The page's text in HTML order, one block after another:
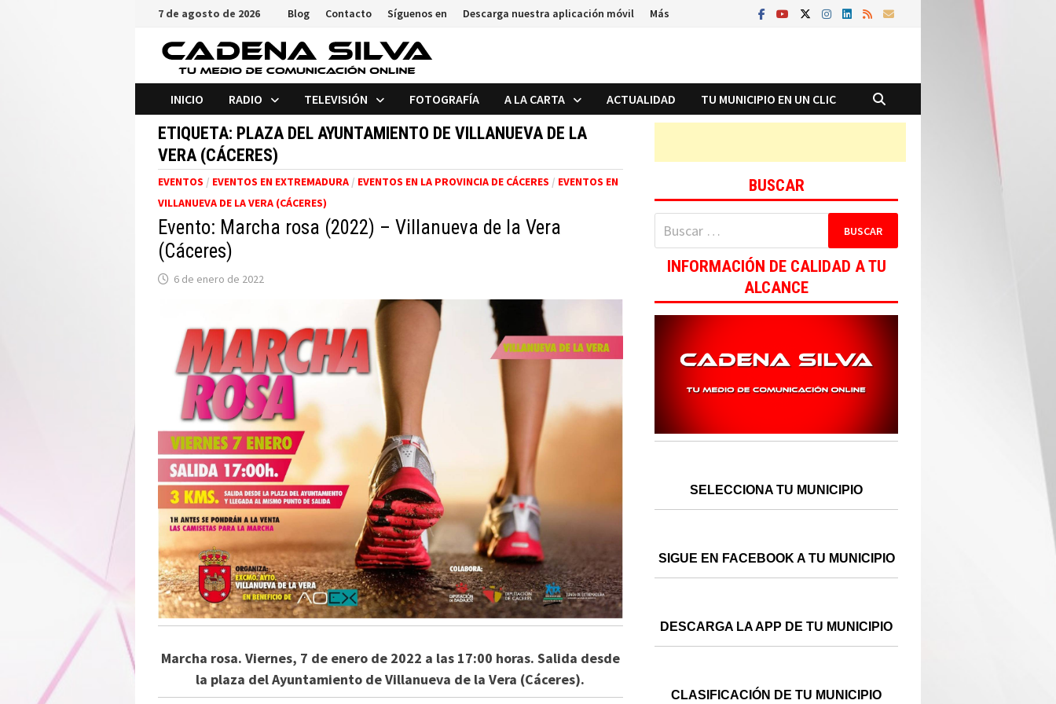
Saltar
contenido
7 de agosto de 2026 Blog Contacto Síguenos en Descarga nuestra aplicación móvil Más
INICIO RADIO TELEVISIÓN FOTOGRAFÍA A LA CARTA ACTUALIDAD TU MUNICIPIO EN UN CLIC
ETIQUETA: PLAZA DEL AYUNTAMIENTO DE VILLANUEVA DE LA
VERA (CÁCERES)
EVENTOS / EVENTOS EN EXTREMADURA/ EVENTOS EN LA PROVINCIA DE CÁCERES / EVENTOS EN
VILLANUEVA DE LA VERA (CÁCERES)
Evento: Marcha rosa (2022) – Villanueva de la Vera
(Cáceres)
6 de enero de 2022
Marcha rosa. Viernes, 7 de enero de 2022 a las 17:00 horas. Salida desde
la plaza del Ayuntamiento de Villanueva de la Vera (Cáceres).
BUSCAR
Buscar:
INFORMACIÓN DE CALIDAD A TU
ALCANCE
SELECCIONA TU MUNICIPIO
SIGUE EN FACEBOOK A TU MUNICIPIO
DESCARGA LA APP DE TU MUNICIPIO
CLASIFICACIÓN DE TU MUNICIPIO